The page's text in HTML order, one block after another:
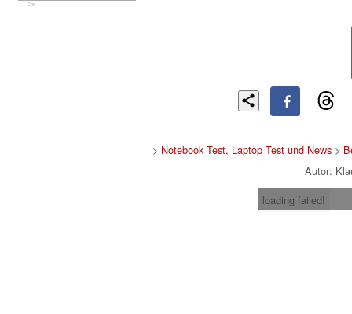
Cns
> Notebook Test, Laptop Test und News >
Autor:
loading failed!